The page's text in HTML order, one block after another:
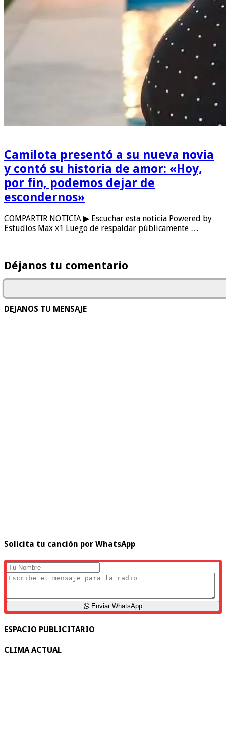
Camilota presentó a su nueva novia
y contó su historia de amor: «Hoy,
por fin, podemos dejar de
escondernos»
COMPARTIR NOTICIA ▶ Escuchar esta noticia Powered by
Estudios Max x1 Luego de respaldar públicamente …
Déjanos tu comentario
DEJANOS TU MENSAJE
Solicita tu canción por WhatsApp
Enviar WhatsApp
ESPACIO PUBLICITARIO
CLIMA ACTUAL